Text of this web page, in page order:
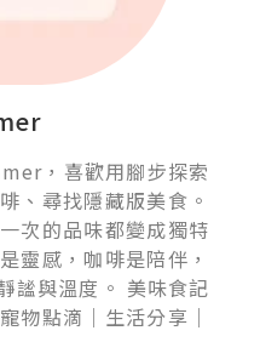
，喜歡用腳步探索
、尋找隱藏版美食。
次的品味都變成獨特
靈感，咖啡是陪伴，
謐與溫度。 美味食記
物點滴｜生活分享｜